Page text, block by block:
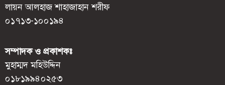
লায়ন আলহাজ শাহাজাহান শরীফ
০১৭১৩-১০০১৯৪
সম্পাদক ও প্রকাশকঃ
মুহাম্মদ মহিউদ্দিন
০১৮১৯৯৪০২৫৩